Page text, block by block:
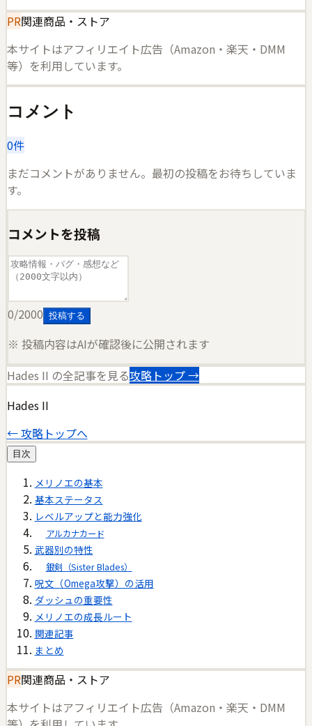
PR関連商品・ストア
本サイトはアフィリエイト広告（Amazon・楽天・DMM
等）を利用しています。
コメント
0件
まだコメントがありません。最初の投稿をお待ちしていま
す。
コメントを投稿
0/2000 投稿する
※ 投稿内容はAIが確認後に公開されます
Hades II の全記事を見る攻略トップ →
Hades II
← 攻略トップへ
目次
メリノエの基本
基本ステータス
レベルアップと能力強化
アルカナカード
武器別の特性
銀剣（Sister Blades）
呪文（Omega攻撃）の活用
ダッシュの重要性
メリノエの成長ルート
関連記事
まとめ
PR関連商品・ストア
本サイトはアフィリエイト広告（Amazon・楽天・DMM